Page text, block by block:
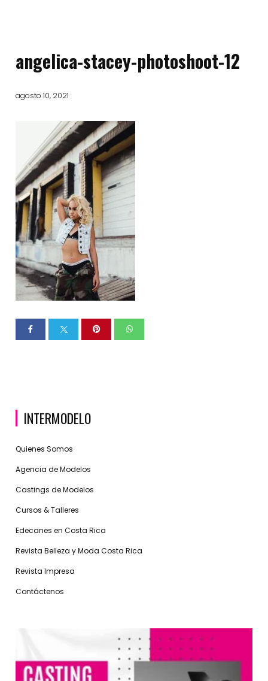
angelica-stacey-photoshoot-12
agosto 10, 2021
INTERMODELO
Quienes Somos
Agencia de Modelos
Castings de Modelos
Cursos & Talleres
Edecanes en Costa Rica
Revista Belleza y Moda Costa Rica
Revista Impresa
Contáctenos